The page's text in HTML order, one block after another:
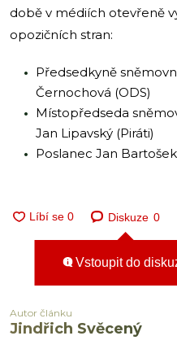
době v médiích otevřeně
opozičních stran:
Předsedkyně
Černochová (ODS)
Místopředseda
Jan Lipavský (Piráti)
Poslanec Jan
Diskuze 0
Vstoupit do
Autor článku
Jindřich Svěcený